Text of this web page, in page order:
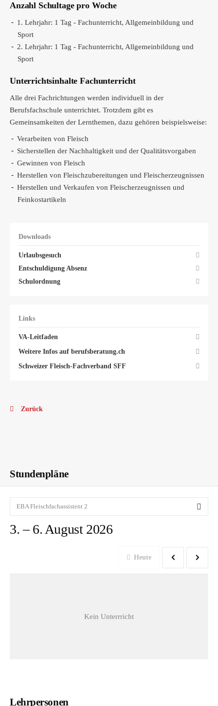
Anzahl Schultage pro Woche
1. Lehrjahr: 1 Tag - Fachunterricht, Allgemeinbildung und
Sport
2. Lehrjahr: 1 Tag - Fachunterricht, Allgemeinbildung und
Sport
Unterrichtsinhalte Fachunterricht
Alle drei Fachrichtungen werden individuell in der
Berufsfachschule unterrichtet. Trotzdem gibt es
Gemeinsamkeiten der Lernthemen, dazu gehören beispielsweise:
Verarbeiten von Fleisch
Sicherstellen der Nachhaltigkeit und der Qualitätsvorgaben
Gewinnen von Fleisch
Herstellen von Fleischzubereitungen und Fleischerzeugnissen
Herstellen und Verkaufen von Fleischerzeugnissen und
Feinkostartikeln
Downloads
Urlaubsgesuch
Entschuldigung Absenz
Schulordnung
Links
VA-Leitfaden
Weitere Infos auf berufsberatung.ch
Schweizer Fleisch-Fachverband SFF
Zurück
Stundenplan
Stundenpläne
EBA Fleischfachassistent 2
3. – 6. August 2026
Heute
Kein Unterrricht
Lehrpersonen